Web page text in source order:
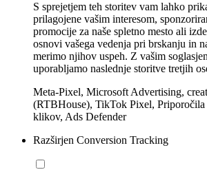
S sprejetjem teh storitev vam lahko
prilagojene vašim interesom,
promocije za naše spletno mesto ali
osnovi vašega vedenja pri brskanju in
merimo njihov uspeh. Z vašim
uporabljamo naslednje storitve tretjih
Meta-Pixel, Microsoft Advertising,
(RTBHouse), TikTok Pixel,
klikov, Ads Defender
Razširjen Conversion Tracking